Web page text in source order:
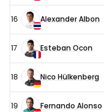
16 Alexander Albon
17 Esteban Ocon
18 Nico Hülkenberg
19 Fernando Alonso